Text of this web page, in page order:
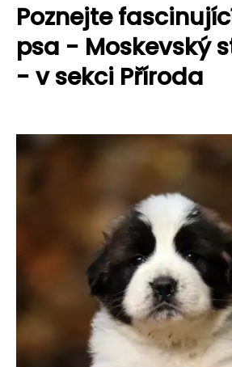
Poznejte
psa - Moskevský
- v sekci Příroda